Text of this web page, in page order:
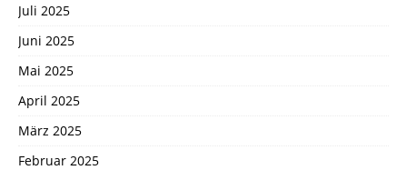
Juli 2025
Juni 2025
Mai 2025
April 2025
März 2025
Februar 2025